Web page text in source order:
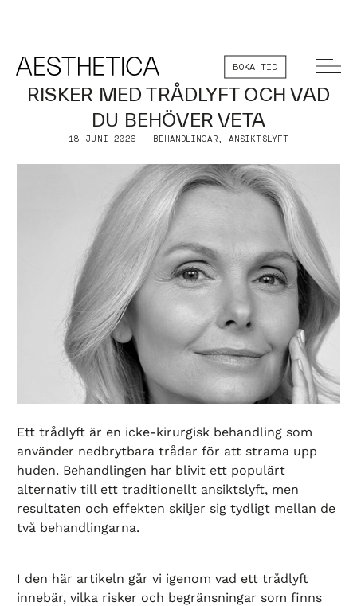
BOKA TID
RISKER MED TRÅDLYFT OCH VAD
DU BEHÖVER VETA
18 JUNI 2026 - BEHANDLINGAR, ANSIKTSLYFT
Ett trådlyft är en icke-kirurgisk behandling som
använder nedbrytbara trådar för att strama upp
huden. Behandlingen har blivit ett populärt
alternativ till ett traditionellt ansiktslyft, men
resultaten och effekten skiljer sig tydligt mellan de
två behandlingarna.
I den här artikeln går vi igenom vad ett trådlyft
innebär, vilka risker och begränsningar som finns